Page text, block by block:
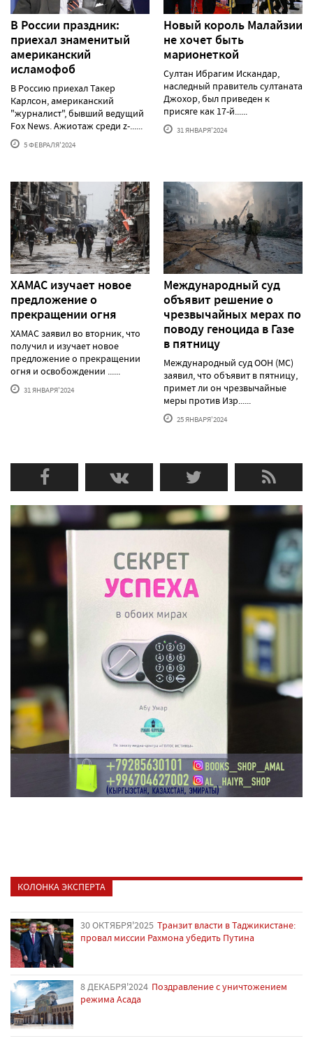
В России праздник:
приехал знаменитый
американский
исламофоб
В Россию приехал Такер
Карлсон, американский
"журналист", бывший ведущий
Fox News. Ажиотаж среди z-......
5 ФЕВРАЛЯ'2024
Новый король Малайзии
не хочет быть
марионеткой
Султан Ибрагим Искандар,
наследный правитель султаната
Джохор, был приведен к
присяге как 17-й......
31 ЯНВАРЯ'2024
ХАМАС изучает новое
предложение о
прекращении огня
ХАМАС заявил во вторник, что
получил и изучает новое
предложение о прекращении
огня и освобождении ......
31 ЯНВАРЯ'2024
Международный суд
объявит решение о
чрезвычайных мерах по
поводу геноцида в Газе
в пятницу
Международный суд ООН (МС)
заявил, что объявит в пятницу,
примет ли он чрезвычайные
меры против Изр......
25 ЯНВАРЯ'2024
КОЛОНКА ЭКСПЕРТА
30 ОКТЯБРЯ'2025 Транзит власти в Таджикистане:
провал миссии Рахмона убедить Путина
8 ДЕКАБРЯ'2024 Поздравление с уничтожением
режима Асада